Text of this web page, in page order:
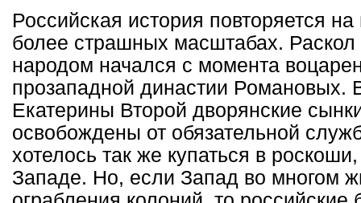
Российская история повторяется
более страшных масштабах.
народом начался с момента
прозападной династии Романовых.
Екатерины Второй дворянские
освобождены от обязательной
хотелось так же купаться в
Западе. Но, если Запад во многом